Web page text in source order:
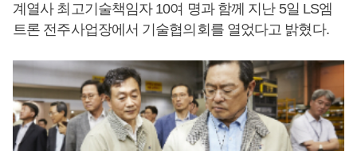
계열사 최고기술책임자 10여 명과 함께 지난 5일 LS엠
트론 전주사업장에서 기술협의회를 열었다고 밝혔다.